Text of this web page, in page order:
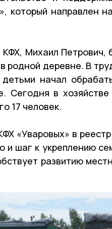
который направлен
Михаил Петрович,
родной деревне. В
начал
Сегодня в
17 человек.
«Уваровых» в
и шаг к укреплению
развитию